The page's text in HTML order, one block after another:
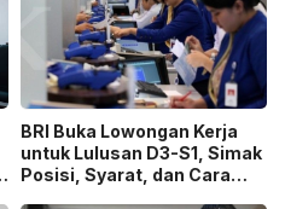
BRI Buka Lowongan Kerja
untuk Lulusan D3-S1, Simak
Posisi, Syarat, dan Cara